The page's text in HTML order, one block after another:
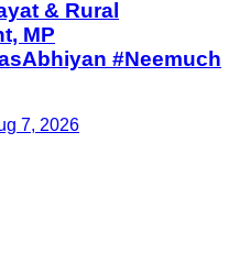
& Rural
MP
#Neemuch
7, 2026